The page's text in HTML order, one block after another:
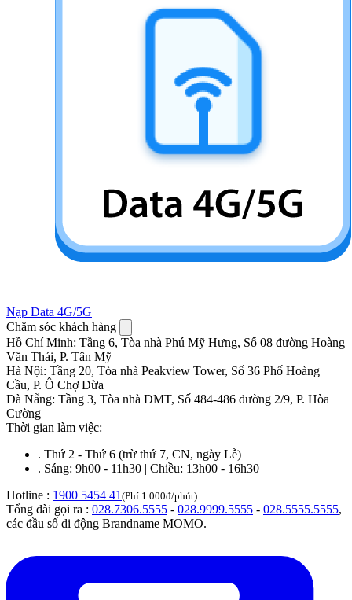
Nạp Data 4G/5G
Chăm sóc khách hàng
Hồ Chí Minh: Tầng 6, Tòa nhà Phú Mỹ Hưng, Số 08 đường Hoàng
Văn Thái, P. Tân Mỹ
Hà Nội: Tầng 20, Tòa nhà Peakview Tower, Số 36 Phố Hoàng
Cầu, P. Ô Chợ Dừa
Đà Nẵng: Tầng 3, Tòa nhà DMT, Số 484-486 đường 2/9, P. Hòa
Cường
Thời gian làm việc:
. Thứ 2 - Thứ 6 (trừ thứ 7, CN, ngày Lễ)
. Sáng: 9h00 - 11h30 | Chiều: 13h00 - 16h30
Hotline : 1900 5454 41 (Phí 1.000đ/phút)
Tổng đài gọi ra : 028.7306.5555 - 028.9999.5555 - 028.5555.5555,
các đầu số di động Brandname MOMO.